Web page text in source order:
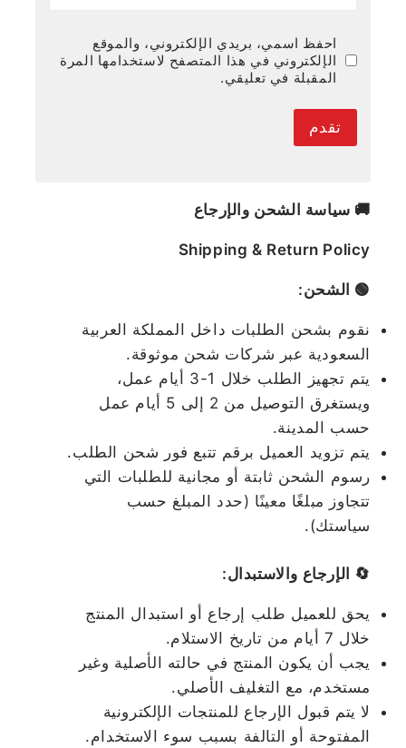
احفظ اسمي، بريدي الإلكتروني، والموقع
الإلكتروني في هذا المتصفح لاستخدامها المرة
المقبلة في تعليقي.
🚚 سياسة الشحن والإرجاع
Shipping & Return Policy
🟢 الشحن:
نقوم بشحن الطلبات داخل المملكة العربية
السعودية عبر شركات شحن موثوقة.
يتم تجهيز الطلب خلال 1-3 أيام عمل،
ويستغرق التوصيل من 2 إلى 5 أيام عمل
حسب المدينة.
يتم تزويد العميل برقم تتبع فور شحن الطلب.
رسوم الشحن ثابتة أو مجانية للطلبات التي
تتجاوز مبلغًا معينًا (حدد المبلغ حسب
سياستك).
🔄 الإرجاع والاستبدال:
يحق للعميل طلب إرجاع أو استبدال المنتج
خلال 7 أيام من تاريخ الاستلام.
يجب أن يكون المنتج في حالته الأصلية وغير
مستخدم، مع التغليف الأصلي.
لا يتم قبول الإرجاع للمنتجات الإلكترونية
المفتوحة أو التالفة بسبب سوء الاستخدام.